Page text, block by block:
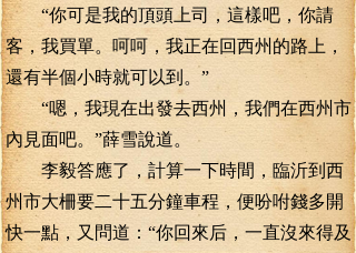
“你可是我的頂頭上司，這樣吧，你請
客，我買單。呵呵，我正在回西州的路上，
還有半個小時就可以到。”
“嗯，我現在出發去西州，我們在西州市
內見面吧。”薛雪說道。
李毅答應了，計算一下時間，臨沂到西
州市大柵要二十五分鐘車程，便吩咐錢多開
快一點，又問道：“你回來后，一直沒來得及